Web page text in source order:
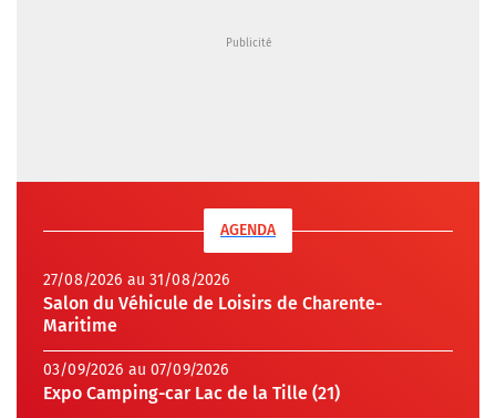
AGENDA
27/08/2026 au 31/08/2026
Salon du Véhicule de Loisirs de Charente-
Maritime
03/09/2026 au 07/09/2026
Expo Camping-car Lac de la Tille (21)